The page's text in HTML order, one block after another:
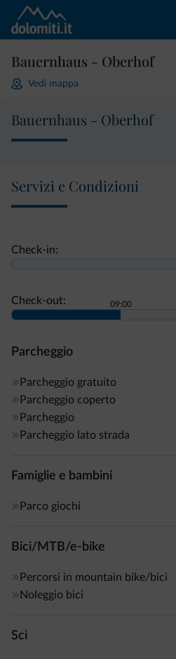
Bauernhaus - Oberhof
Vedi mappa
Bauernhaus - Oberhof
Servizi e Condizioni
Check-in:
Check-out: 09:00
Parcheggio
Parcheggio gratuito
Parcheggio coperto
Parcheggio
Parcheggio lato strada
Famiglie e bambini
Parco giochi
Bici/MTB/e-bike
Percorsi in mountain bike/bici
Noleggio bici
Sci